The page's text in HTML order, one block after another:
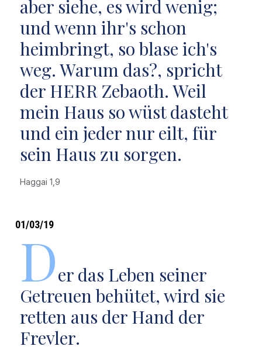
aber siehe, es wird wenig;
und wenn ihr's schon
heimbringt, so blase ich's
weg. Warum das?, spricht
der HERR Zebaoth. Weil
mein Haus so wüst dasteht
und ein jeder nur eilt, für
sein Haus zu sorgen.
Haggai 1,9
01/03/19
Der das Leben seiner
Getreuen behütet, wird sie
retten aus der Hand der
Frevler.